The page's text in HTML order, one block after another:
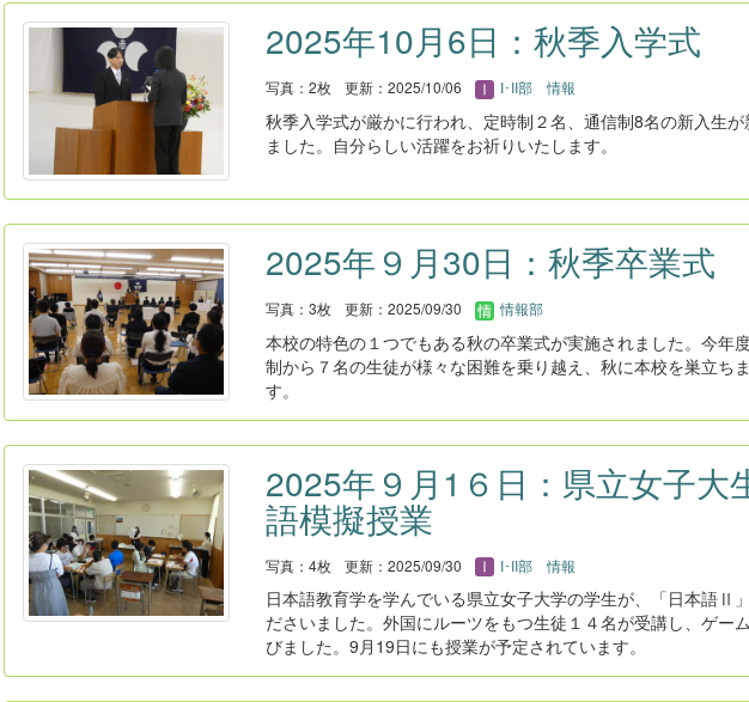
2025年10月6日：秋季入学式
写真：2枚 更新：2025/10/06 I･II部 情報
秋季入学式が厳かに行われ、定時制２名、通信制8名の新入生
ました。自分らしい活躍をお祈りいたします。
2025年９月30日：秋季卒業式
写真：3枚 更新：2025/09/30 情報部
本校の特色の１つでもある秋の卒業式が実施されました。今年
制から７名の生徒が様々な困難を乗り越え、秋に本校を巣立ち
す。
2025年９月1６日：県立女子大
語模擬授業
写真：4枚 更新：2025/09/30 I･II部 情報
日本語教育学を学んでいる県立女子大学の学生が、「日本語Ⅱ
ださいました。外国にルーツをもつ生徒１４名が受講し、ゲー
びました。9月19日にも授業が予定されています。